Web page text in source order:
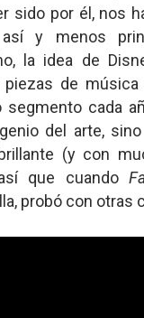
sido por él, nos
y menos
la idea de
piezas de
segmento cada
del arte,
(y con
que cuando
probó con otras